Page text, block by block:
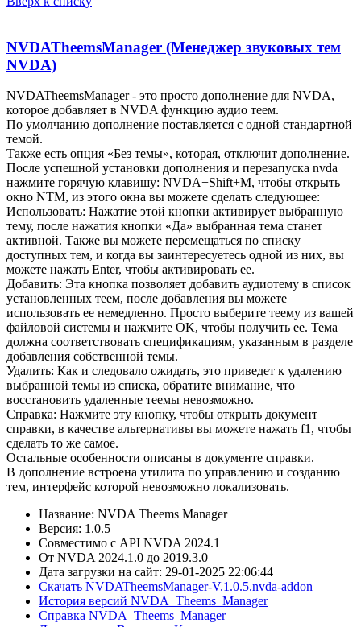
NVDATheemsManager (Менеджер звуковых тем
NVDA)
NVDATheemsManager - это просто дополнение для NVDA,
которое добавляет в NVDA функцию аудио теем.
По умолчанию дополнение поставляется с одной стандартной
темой.
Также есть опция «Без темы», которая, отключит дополнение.
После успешной установки дополнения и перезапуска nvda
нажмите горячую клавишу: NVDA+Shift+M, чтобы открыть
окно NTM, из этого окна вы можете сделать следующее:
Использовать: Нажатие этой кнопки активирует выбранную
тему, после нажатия кнопки «Да» выбранная тема станет
активной. Также вы можете перемещаться по списку
доступных тем, и когда вы заинтересуетесь одной из них, вы
можете нажать Enter, чтобы активировать ее.
Добавить: Эта кнопка позволяет добавить аудиотему в список
установленных теем, после добавления вы можете
использовать ее немедленно. Просто выберите теему из вашей
файловой системы и нажмите OK, чтобы получить ее. Тема
должна соответствовать спецификациям, указанным в разделе
добавления собственной темы.
Удалить: Как и следовало ожидать, это приведет к удалению
выбранной темы из списка, обратите внимание, что
восстановить удаленные теемы невозможно.
Справка: Нажмите эту кнопку, чтобы открыть документ
справки, в качестве альтернативы вы можете нажать f1, чтобы
сделать то же самое.
Остальные особенности описаны в документе справки.
В дополнение встроена утилита по управлению и созданию
тем, интерфейс которой невозможно локализовать.
Название: NVDA Theems Manager
Версия: 1.0.5
Совместимо с API NVDA 2024.1
От NVDA 2024.1.0 до 2019.3.0
Дата загрузки на сайт: 29-01-2025 22:06:44
Скачать NVDATheemsManager-V.1.0.5.nvda-addon
История версий NVDA_Theems_Manager
Справка NVDA_Theems_Manager